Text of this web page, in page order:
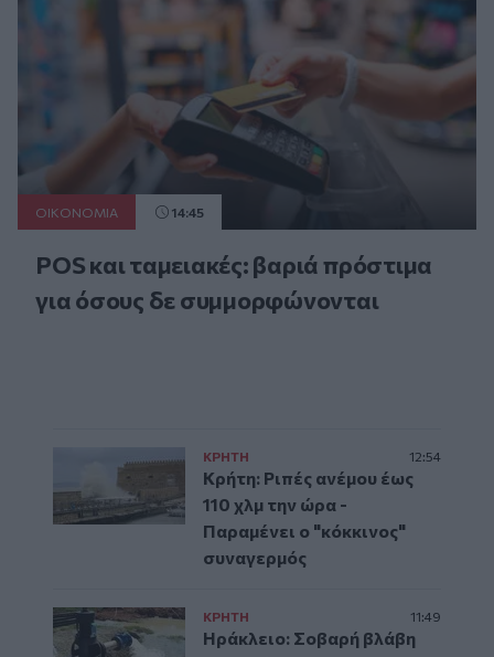
ΟΙΚΟΝΟΜΙΑ 14:45
POS και ταμειακές: βαριά πρόστιμα
για όσους δε συμμορφώνονται
ΚΡΗΤΗ 12:54
Κρήτη: Ριπές ανέμου έως
110 χλμ την ώρα -
Παραμένει ο "κόκκινος"
συναγερμός
ΚΡΗΤΗ 11:49
Ηράκλειο: Σοβαρή βλάβη